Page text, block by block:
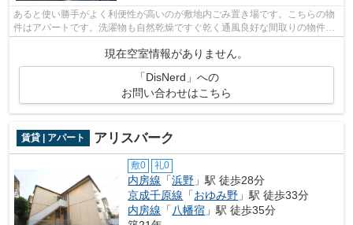
あると使い勝手がよく利便性が高いのが敷地内ごみ置き場です。こちらの物
件はアパートです。洗濯物も自然乾燥ですぐ乾く通風良好な間取りの物件。
ネットの回線工事が済んでいるのです...
現在空室情報がありません。
「DisNerd」への
お問い合わせはこちら
賃貸 | アパート アリスバーク
敷0 礼0
内房線 「浜野 」駅 徒歩28分
京成千原線 「おゆみ野 」駅 徒歩33分
内房線 「八幡宿 」駅 徒歩35分